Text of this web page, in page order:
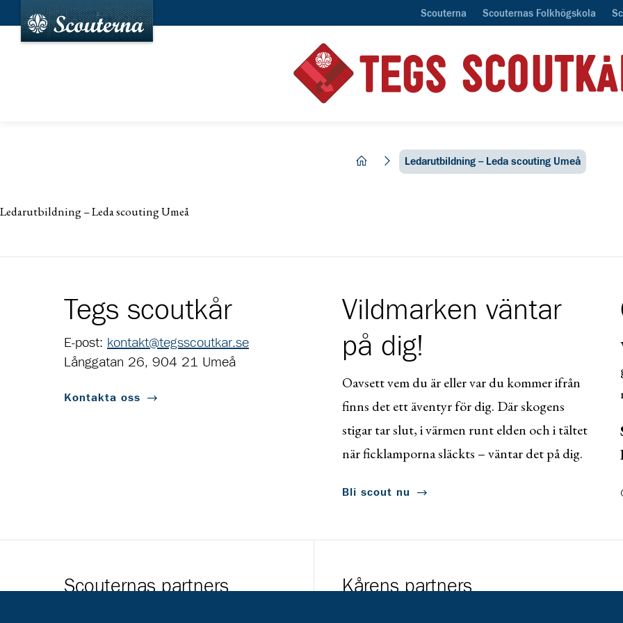
Scouterna Scouternas Folkhögskola
hem Ledarutbildning – Leda scouting Umeå
Ledarutbildning – Leda scouting Umeå
Tegs scoutkår
E-post: kontakt@tegsscoutkar.se
Långgatan 26, 904 21 Umeå
Kontakta oss
Vildmarken väntar
på dig!
Oavsett vem du är eller var du kommer ifrån
finns det ett äventyr för dig. Där skogens
stigar tar slut, i värmen runt elden och i tältet
när ficklamporna släckts – väntar det på dig.
Bli scout nu
Scouternas partners Kårens partners